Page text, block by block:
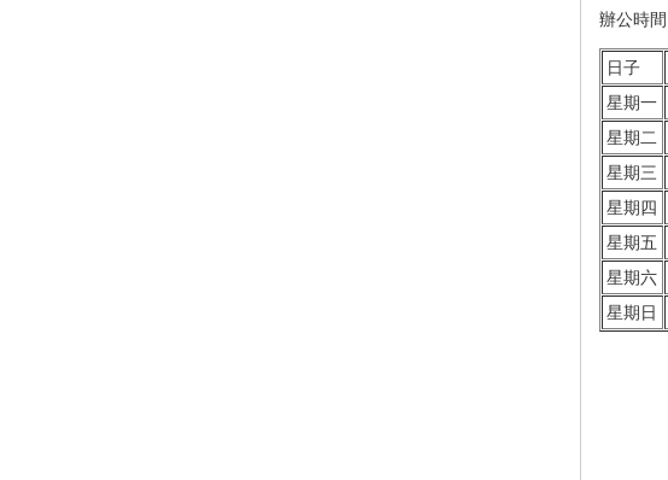
辦公時間
日子
星期一
星期二
星期三
星期四
星期五
星期六
星期日